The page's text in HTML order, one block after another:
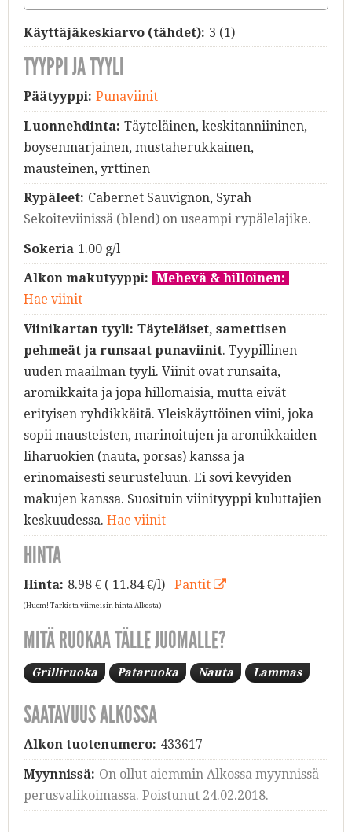
Käyttäjäkeskiarvo (tähdet): 3 (1)
TYYPPI JA TYYLI
Päätyyppi: Punaviinit
Luonnehdinta: Täyteläinen, keskitanniininen,
boysenmarjainen, mustaherukkainen,
mausteinen, yrttinen
Rypäleet: Cabernet Sauvignon, Syrah
Sekoiteviinissä (blend) on useampi rypälelajike.
Sokeria 1.00 g/l
Alkon makutyyppi: Mehevä & hilloinen:
Hae viinit
Viinikartan tyyli: Täyteläiset, samettisen
pehmeät ja runsaat punaviinit. Tyypillinen
uuden maailman tyyli. Viinit ovat runsaita,
aromikkaita ja jopa hillomaisia, mutta eivät
erityisen ryhdikkäitä. Yleiskäyttöinen viini, joka
sopii mausteisten, marinoitujen ja aromikkaiden
liharuokien (nauta, porsas) kanssa ja
erinomaisesti seurusteluun. Ei sovi kevyiden
makujen kanssa. Suosituin viinityyppi kuluttajien
keskuudessa. Hae viinit
HINTA
Hinta: 8.98€ ( 11.84 €/l) Pantit
(Huom! Tarkista viimeisin hinta Alkosta)
MITÄ RUOKAA TÄLLE JUOMALLE?
Grilliruoka Pataruoka Nauta Lammas
SAATAVUUS ALKOSSA
Alkon tuotenumero: 433617
Myynnissä: On ollut aiemmin Alkossa myynnissä
perusvalikoimassa. Poistunut 24.02.2018.